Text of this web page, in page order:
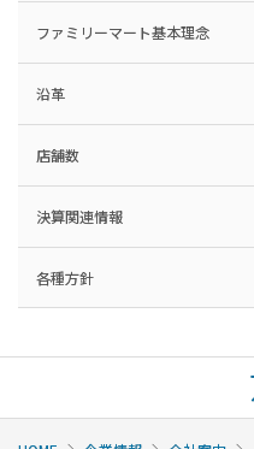
ファミリーマート基本理念
沿革
店舗数
決算関連情報
各種方針